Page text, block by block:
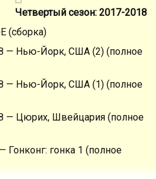
Четвертый сезон: 2017-2018
(сборка)
— Нью-Йорк, США (2) (полное
— Нью-Йорк, США (1) (полное
— Цюрих, Швейцария (полное
Гонконг: гонка 1 (полное